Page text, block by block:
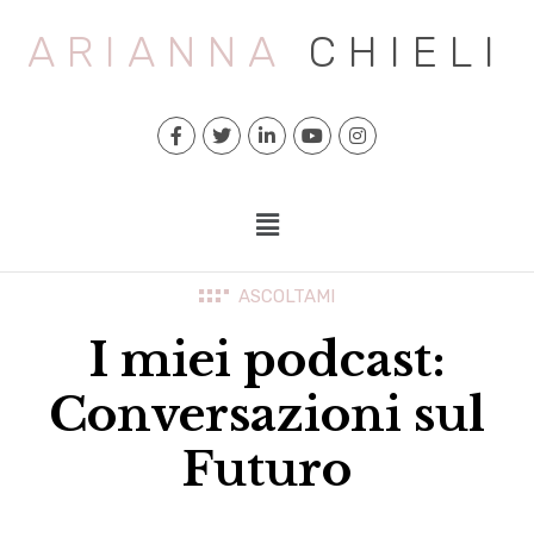
ARIANNA CHIELI
ASCOLTAMI
I miei podcast:
Conversazioni sul
Futuro